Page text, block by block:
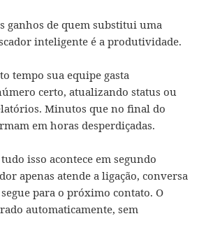
ganhos de quem substitui uma
inteligente é a produtividade.
tempo sua equipe gasta
certo, atualizando status ou
Minutos que no final do
em horas desperdiçadas.
isso acontece em segundo
apenas atende a ligação, conversa
para o próximo contato. O
automaticamente, sem